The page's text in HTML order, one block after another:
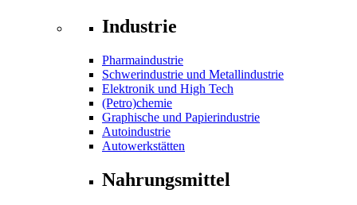
Industrie
Pharmaindustrie
Schwerindustrie und Metallindustrie
Elektronik und High Tech
(Petro)chemie
Graphische und Papierindustrie
Autoindustrie
Autowerkstätten
Nahrungsmittel